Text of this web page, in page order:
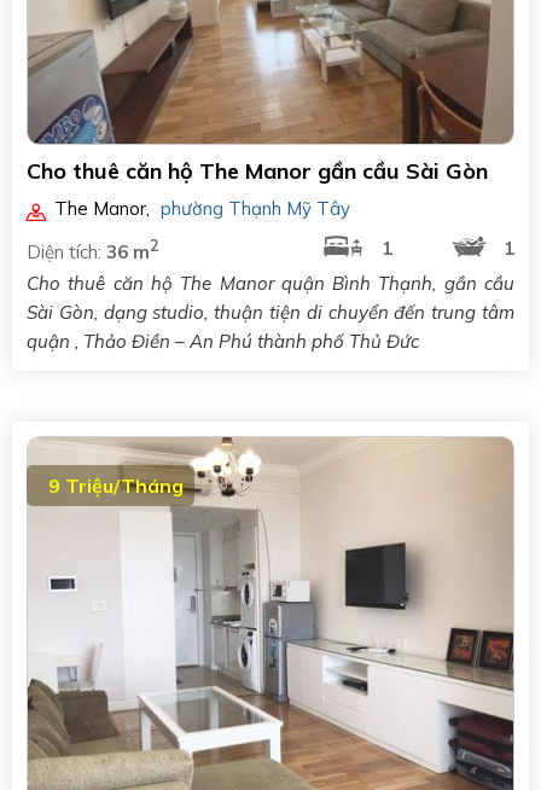
Cho thuê căn hộ The Manor gần cầu Sài Gòn
The Manor, phường Thạnh Mỹ Tây
Diện tích: 36 m2 1
1
Cho thuê căn hộ The Manor quận Bình Thạnh, gần cầu
Sài Gòn, dạng studio, thuận tiện di chuyển đến trung tâm
quận , Thảo Điền – An Phú thành phố Thủ Đức
9 Triệu/Tháng